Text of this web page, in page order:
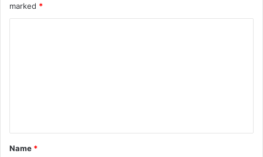
marked *
t
*
Name *